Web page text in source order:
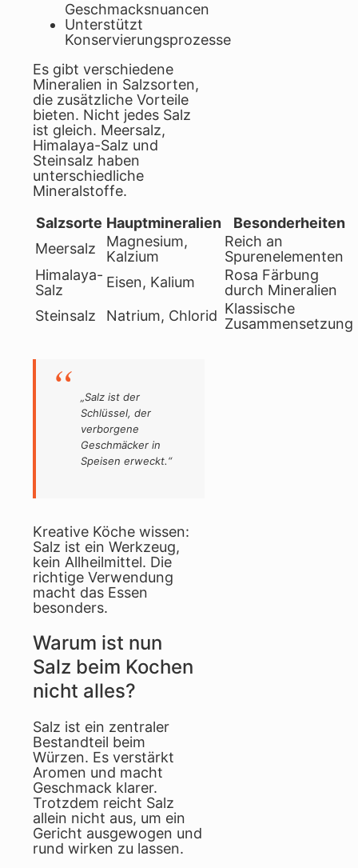
Geschmacksnuancen
Unterstützt
Konservierungsprozesse
Es gibt verschiedene
Mineralien in Salzsorten,
die zusätzliche Vorteile
bieten. Nicht jedes Salz
ist gleich. Meersalz,
Himalaya-Salz und
Steinsalz haben
unterschiedliche
Mineralstoffe.
Salzsorte Hauptmineralien
Besonderheiten
Meersalz
Magnesium,
Kalzium
Reich an
Spurenelementen
Himalaya-
Salz
Eisen, Kalium
Rosa Färbung
durch Mineralien
Steinsalz
Natrium, Chlorid Klassische
Zusammensetzung
„Salz ist der
Schlüssel, der
verborgene
Geschmäcker in
Speisen erweckt.“
Kreative Köche wissen:
Salz ist ein Werkzeug,
kein Allheilmittel. Die
richtige Verwendung
macht das Essen
besonders.
Warum ist nun
Salz beim Kochen
nicht alles?
Salz ist ein zentraler
Bestandteil beim
Würzen. Es verstärkt
Aromen und macht
Geschmack klarer.
Trotzdem reicht Salz
allein nicht aus, um ein
Gericht ausgewogen und
rund wirken zu lassen.